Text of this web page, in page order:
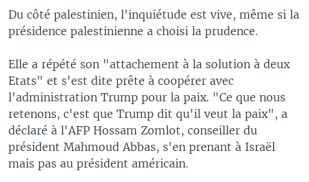
Du côté palestinien, l'inquiétude est vive, même si la
présidence palestinienne a choisi la prudence.
Elle a répété son "attachement à la solution à deux
Etats" et s'est dite prête à coopérer avec
l'administration Trump pour la paix. "Ce que nous
retenons, c'est que Trump dit qu'il veut la paix", a
déclaré à l'AFP Hossam Zomlot, conseiller du
président Mahmoud Abbas, s'en prenant à Israël
mais pas au président américain.